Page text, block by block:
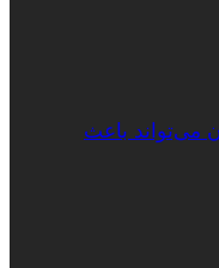
می‌تواند باعث